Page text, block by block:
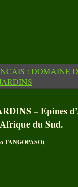
– Epines
du Sud.
TANGOPASO)